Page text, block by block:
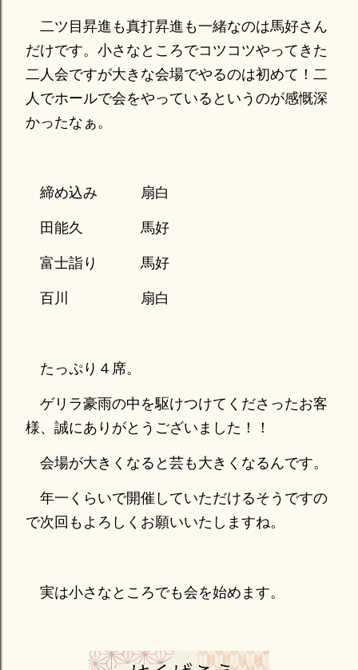
二ツ目昇進も真打昇進も一緒なのは馬好さん
だけです。小さなところでコツコツやってきた
二人会ですが大きな会場でやるのは初めて！二
人でホールで会をやっているというのが感慨深
かったなぁ。
締め込み 扇白
田能久 馬好
富士詣り 馬好
百川 扇白
たっぷり４席。
ゲリラ豪雨の中を駆けつけてくださったお客
様、誠にありがとうございました！！
会場が大きくなると芸も大きくなるんです。
年一くらいで開催していただけるそうですの
で次回もよろしくお願いいたしますね。
実は小さなところでも会を始めます。